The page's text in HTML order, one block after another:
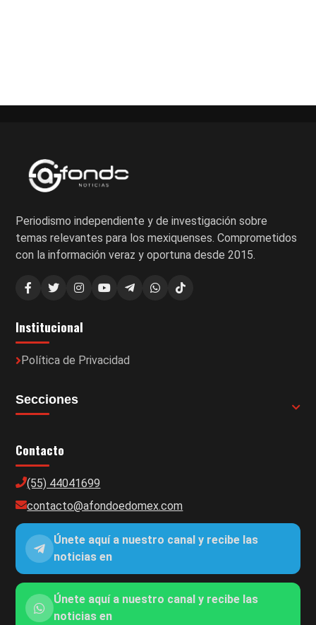
entradas
Periodismo independiente y de investigación sobre
temas relevantes para los mexiquenses. Comprometidos
con la información veraz y oportuna desde 2015.
Institucional
Política de Privacidad
Secciones
Contacto
(55) 44041699
contacto@afondoedomex.com
Únete aquí a nuestro canal y recibe las
noticias en
Únete aquí a nuestro canal y recibe las
noticias en